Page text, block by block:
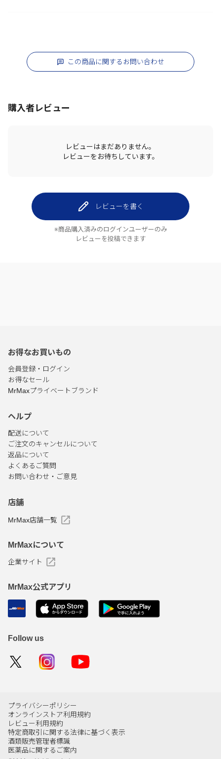
この商品に関するお問い合わせ
購入者レビュー
レビューはまだありません。
レビューをお待ちしています。
レビューを書く
※商品購入済みのログインユーザーのみ
レビューを投稿できます
お得なお買いもの
会員登録・ログイン
お得なセール
MrMaxプライベートブランド
ヘルプ
配送について
ご注文のキャンセルについて
返品について
よくあるご質問
お問い合わせ・ご意見
店舗
MrMax店舗一覧
MrMaxについて
企業サイト
MrMax公式アプリ
Follow us
プライバシーポリシー
オンラインストア利用規約
レビュー利用規約
特定商取引に関する法律に基づく表示
酒類販売管理者標識
医薬品に関するご案内